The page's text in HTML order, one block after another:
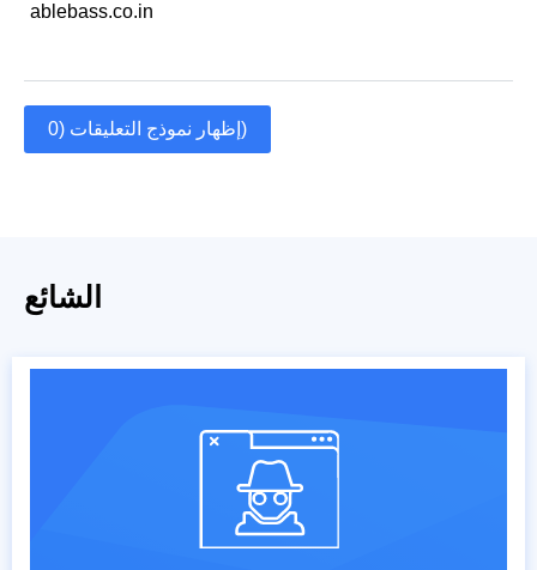
ablebass.co.in
إظهار نموذج التعليقات (0)
الشائع